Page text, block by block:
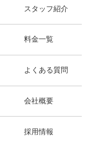
スタッフ紹介
料金一覧
よくある質問
会社概要
採用情報